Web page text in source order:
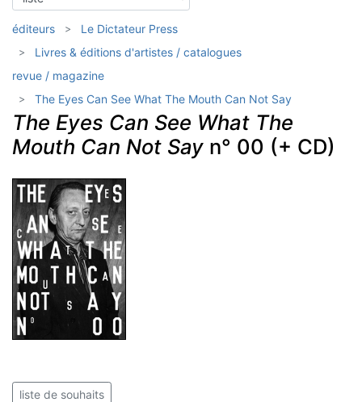
éditeurs
Le Dictateur Press
Livres & éditions d'artistes / catalogues
revue / magazine
The Eyes Can See What The Mouth Can Not Say
The Eyes Can See What The
Mouth Can Not Say n° 00 (+ CD)
liste de souhaits